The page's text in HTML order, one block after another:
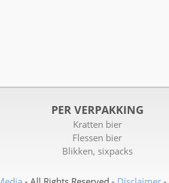
PER VERPAKKING
Kratten bier
Flessen bier
Blikken, sixpacks